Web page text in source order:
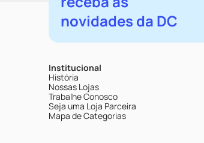
novidades da DC
Institucional
História
Nossas Lojas
Trabalhe Conosco
Seja uma Loja Parceira
Mapa de Categorias